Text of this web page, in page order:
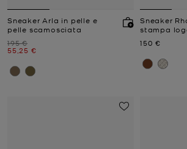
Sneaker Arla in pelle e
pelle scamosciata
Prezzo iniziale
195 €
Prezzo attuale
55,25 €
Sneaker
stampa
Prezzo
150 €